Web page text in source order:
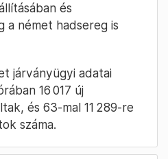
és
a német hadsereg is
járványügyi adatai
16 017 új
és 63-mal 11 289-re
száma.